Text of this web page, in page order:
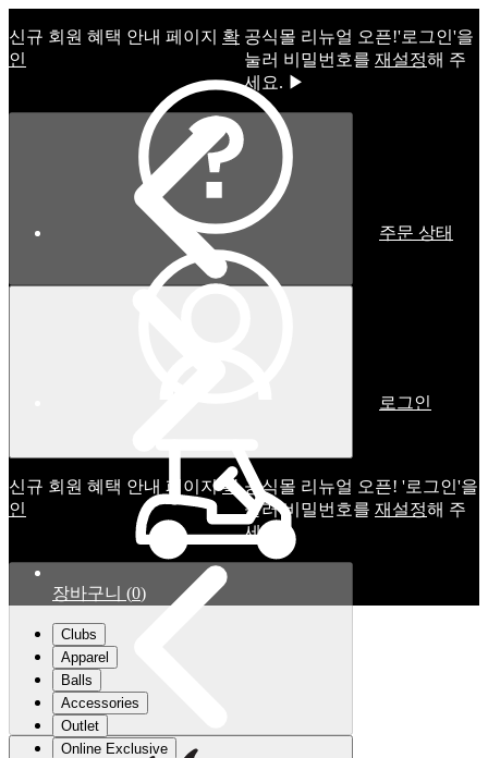
신규 회원 혜택 안내 페이지 확
인
공식몰 리뉴얼 오픈!ㅤ'로그인'을
눌러 비밀번호를 재설정해 주
세요. ▶
신규 회원 혜택 안내 페이지확
인
공식몰 리뉴얼 오픈! '로그인'을
눌러 비밀번호를 재설정해 주
세요.
주문 상태
로그인
장바구니 (0)
Clubs
Apparel
Balls
Accessories
Outlet
Online Exclusive